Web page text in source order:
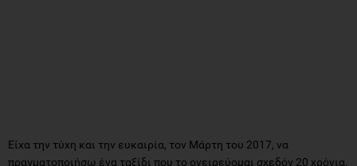
Είχα την τύχη και την ευκαιρία, τον Μάρτη του 2017, να
πραγματοποιήσω ένα ταξίδι που το ονειρεύομαι σχεδόν 20 χρόνια.